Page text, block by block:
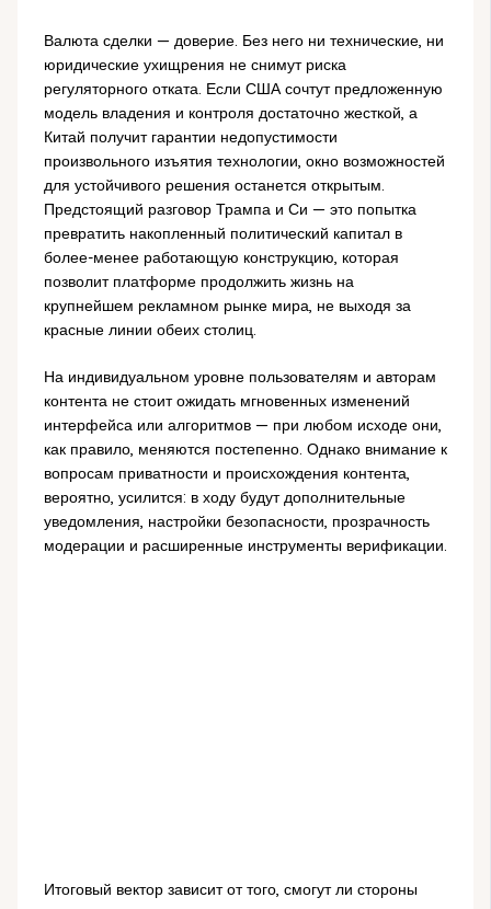
Валюта сделки — доверие. Без него ни технические, ни
юридические ухищрения не снимут риска
регуляторного отката. Если США сочтут предложенную
модель владения и контроля достаточно жесткой, а
Китай получит гарантии недопустимости
произвольного изъятия технологии, окно возможностей
для устойчивого решения останется открытым.
Предстоящий разговор Трампа и Си — это попытка
превратить накопленный политический капитал в
более-менее работающую конструкцию, которая
позволит платформе продолжить жизнь на
крупнейшем рекламном рынке мира, не выходя за
красные линии обеих столиц.
На индивидуальном уровне пользователям и авторам
контента не стоит ожидать мгновенных изменений
интерфейса или алгоритмов — при любом исходе они,
как правило, меняются постепенно. Однако внимание к
вопросам приватности и происхождения контента,
вероятно, усилится: в ходу будут дополнительные
уведомления, настройки безопасности, прозрачность
модерации и расширенные инструменты верификации.
Итоговый вектор зависит от того, смогут ли стороны